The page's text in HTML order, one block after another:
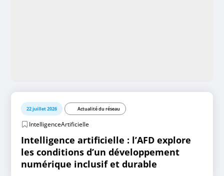
22 juillet 2026 Actualité du réseau
IntelligenceArtificielle
Intelligence artificielle : l’AFD explore
les conditions d’un développement
numérique inclusif et durable